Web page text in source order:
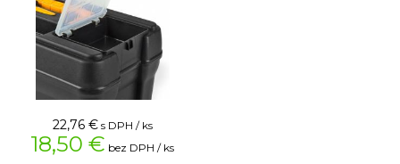
22,76 € s DPH / ks
18,50 € bez DPH / ks